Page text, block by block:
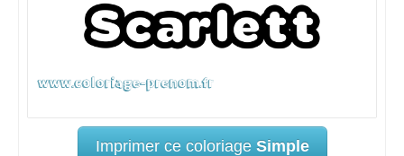
Imprimer ce coloriage Simple